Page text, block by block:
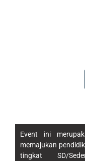
Event ini
memajukan
tingkat SD/